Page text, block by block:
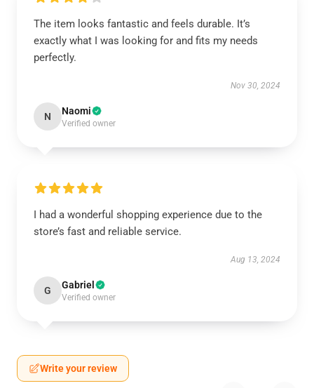
The item looks fantastic and feels durable. It’s
exactly what I was looking for and fits my needs
perfectly.
Nov 30, 2024
N Naomi
Verified owner
I had a wonderful shopping experience due to the
store’s fast and reliable service.
Aug 13, 2024
G Gabriel
Verified owner
Write your review